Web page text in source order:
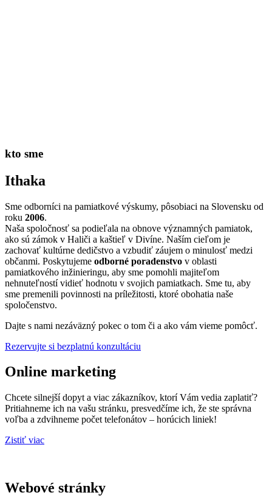
kto sme
Ithaka
Sme odborníci na pamiatkové výskumy, pôsobiaci na Slovensku od
roku 2006.
Naša spoločnosť sa podieľala na obnove významných pamiatok,
ako sú zámok v Haliči a kaštieľ v Divíne. Naším cieľom je
zachovať kultúrne dedičstvo a vzbudiť záujem o minulosť medzi
občanmi. Poskytujeme odborné poradenstvo v oblasti
pamiatkového inžinieringu, aby sme pomohli majiteľom
nehnuteľností vidieť hodnotu v svojich pamiatkach. Sme tu, aby
sme premenili povinnosti na príležitosti, ktoré obohatia naše
spoločenstvo.
Dajte s nami nezáväzný pokec o tom či a ako vám vieme pomôcť.
Rezervujte si bezplatnú konzultáciu
Online marketing
Chcete silnejší dopyt a viac zákazníkov, ktorí Vám vedia zaplatiť?
Pritiahneme ich na vašu stránku, presvedčíme ich, že ste správna
voľba a zdvihneme počet telefonátov – horúcich liniek!
Zistiť viac
Webové stránky